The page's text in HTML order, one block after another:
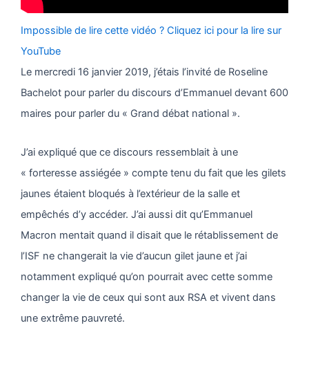
Impossible de lire cette vidéo ? Cliquez ici pour la lire sur
YouTube
Le mercredi 16 janvier 2019, j’étais l’invité de Roseline
Bachelot pour parler du discours d’Emmanuel devant 600
maires pour parler du « Grand débat national ».
J’ai expliqué que ce discours ressemblait à une
« forteresse assiégée » compte tenu du fait que les gilets
jaunes étaient bloqués à l’extérieur de la salle et
empêchés d’y accéder. J’ai aussi dit qu’Emmanuel
Macron mentait quand il disait que le rétablissement de
l’ISF ne changerait la vie d’aucun gilet jaune et j’ai
notamment expliqué qu’on pourrait avec cette somme
changer la vie de ceux qui sont aux RSA et vivent dans
une extrême pauvreté.